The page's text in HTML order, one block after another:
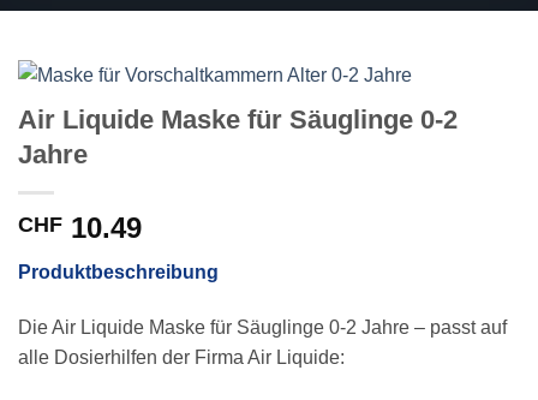
Air Liquide Maske für Säuglinge 0-2
Jahre
CHF 10.49
Produktbeschreibung
Die Air Liquide Maske für Säuglinge 0-2 Jahre – passt auf
alle Dosierhilfen der Firma Air Liquide: